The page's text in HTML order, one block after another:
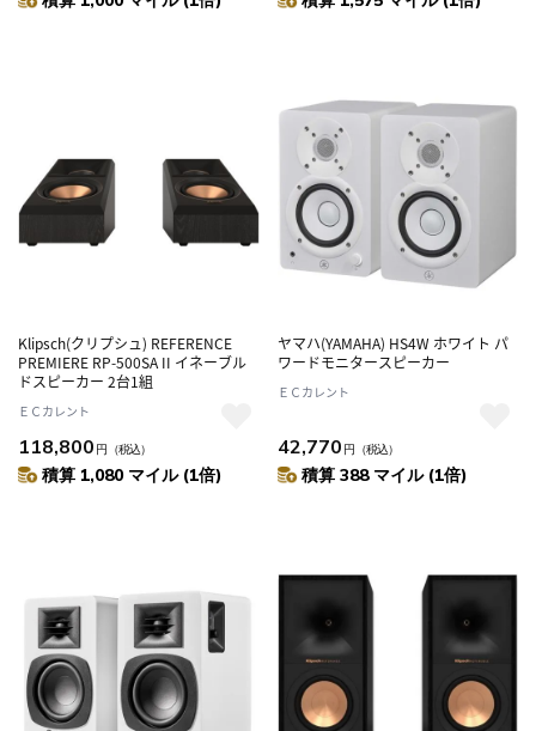
Klipsch(クリプシュ) REFERENCE
PREMIERE RP-500SA II イネーブル
ドスピーカー 2台1組
ＥＣカレント
118,800 円 （税込）
積算 1,080 マイル (1倍)
ヤマハ(YAMAHA) HS4W ホワイト パ
ワードモニタースピーカー
ＥＣカレント
42,770 円 （税込）
積算 388 マイル (1倍)